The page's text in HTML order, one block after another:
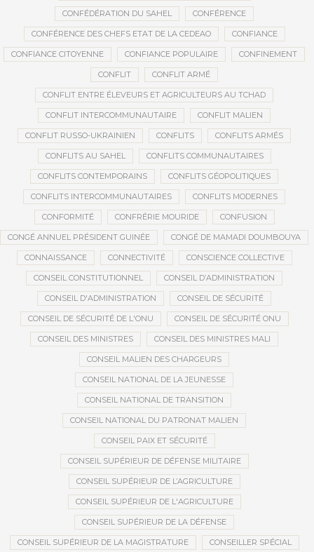
CONFÉDÉRATION DU SAHEL CONFÉRENCE
CONFÉRENCE DES CHEFS ETAT DE LA CEDEAO CONFIANCE
CONFIANCE CITOYENNE CONFIANCE POPULAIRE CONFINEMENT
CONFLIT CONFLIT ARMÉ
CONFLIT ENTRE ÉLEVEURS ET AGRICULTEURS AU TCHAD
CONFLIT INTERCOMMUNAUTAIRE CONFLIT MALIEN
CONFLIT RUSSO-UKRAINIEN CONFLITS CONFLITS ARMÉS
CONFLITS AU SAHEL CONFLITS COMMUNAUTAIRES
CONFLITS CONTEMPORAINS CONFLITS GÉOPOLITIQUES
CONFLITS INTERCOMMUNAUTAIRES CONFLITS MODERNES
CONFORMITÉ CONFRÉRIE MOURIDE CONFUSION
CONGÉ ANNUEL PRÉSIDENT GUINÉE CONGÉ DE MAMADI DOUMBOUYA
CONNAISSANCE CONNECTIVITÉ CONSCIENCE COLLECTIVE
CONSEIL CONSTITUTIONNEL CONSEIL D’ADMINISTRATION
CONSEIL D'ADMINISTRATION CONSEIL DE SÉCURITÉ
CONSEIL DE SÉCURITÉ DE L'ONU CONSEIL DE SÉCURITÉ ONU
CONSEIL DES MINISTRES CONSEIL DES MINISTRES MALI
CONSEIL MALIEN DES CHARGEURS
CONSEIL NATIONAL DE LA JEUNESSE
CONSEIL NATIONAL DE TRANSITION
CONSEIL NATIONAL DU PATRONAT MALIEN
CONSEIL PAIX ET SÉCURITÉ
CONSEIL SUPÉRIEUR DE DÉFENSE MILITAIRE
CONSEIL SUPÉRIEUR DE L’AGRICULTURE
CONSEIL SUPÉRIEUR DE L'AGRICULTURE
CONSEIL SUPÉRIEUR DE LA DÉFENSE
CONSEIL SUPÉRIEUR DE LA MAGISTRATURE CONSEILLER SPÉCIAL